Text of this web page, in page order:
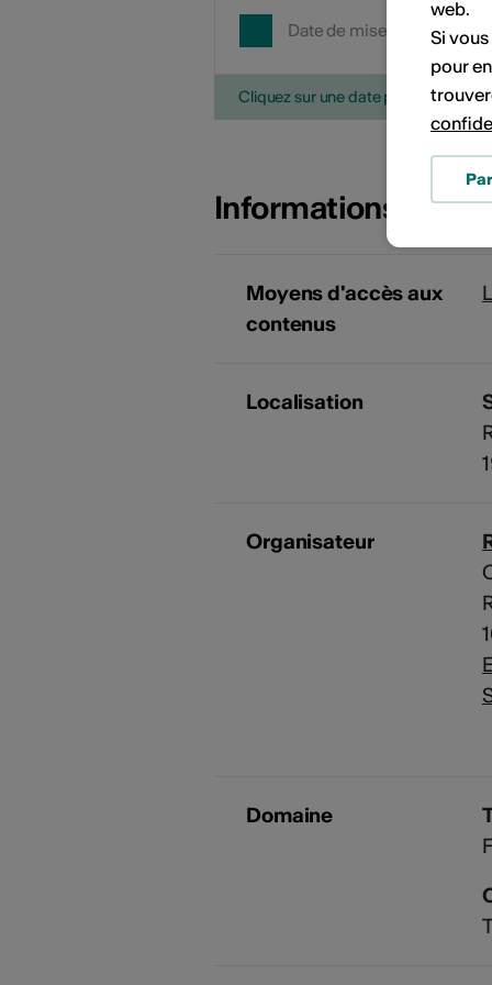
Date de mise en œuvre
Cliquez sur une date pour ajouter
Informations sur
Moyens d'accès aux
contenus
Localisation
Organisateur
Domaine
web.
Si
pour